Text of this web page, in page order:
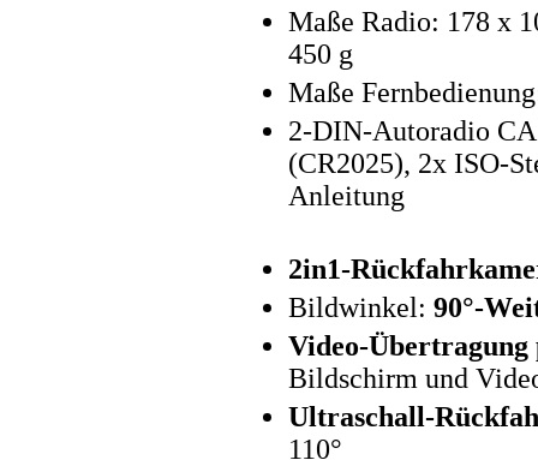
Maße Radio: 178 x
450 g
Maße
2-DIN-Autoradio
(CR2025), 2x ISO-
Anleitung
2in1-
Bildwinkel: 90°-
Video-
Bildschirm und
Ultraschall-
110°